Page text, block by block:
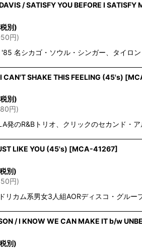
/ SATISFY YOU BEFORE I SATISFY
別)
円)
'85 名シカゴ・ソウル・シンガー、タイロ
CAN'T SHAKE THIS FEELING (45's) [
別)
円)
発のR&Bトリオ、クリックのセカンド
LIKE YOU (45's) [MCA-41267]
別)
円)
リカム系男女3人組AORディスコ・グル
/ I KNOW WE CAN MAKE IT b/w
別)